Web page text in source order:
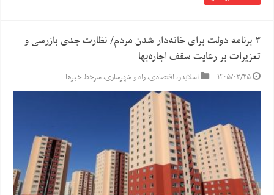
۳ برنامه دولت برای خانه‌دار شدن مردم/ نظارت جدی بازرسی و
تعزیرات بر رعایت سقف اجاره‌بها
۱۴۰۵/۰۳/۲۵ اسلایدر,اقتصادی,راه و شهرسازی,سرخط خبرها